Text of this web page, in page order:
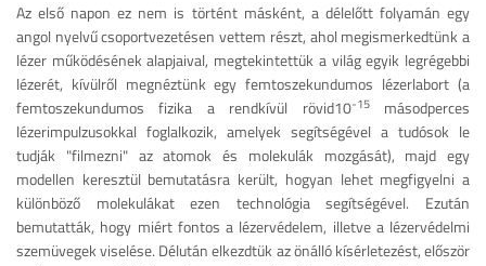
Az első napon ez nem is történt másként, a délelőtt folyamán egy
angol nyelvű csoportvezetésen vettem részt, ahol megismerkedtünk a
lézer működésének alapjaival, megtekintettük a világ egyik legrégebbi
lézerét, kívülről megnéztünk egy femtoszekundumos lézerlabort (a
femtoszekundumos fizika a rendkívül rövid10-15másodperces
lézerimpulzusokkal foglalkozik, amelyek segítségével a tudósok le
tudják "filmezni" az atomok és molekulák mozgását), majd egy
modellen keresztül bemutatásra került, hogyan lehet megfigyelni a
különböző molekulákat ezen technológia segítségével. Ezután
bemutatták, hogy miért fontos a lézervédelem, illetve a lézervédelmi
szemüvegek viselése. Délután elkezdtük az önálló kísérletezést, először